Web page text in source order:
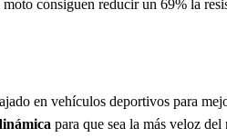
consiguen reducir un 69% la
en vehículos deportivos para
para que sea la más veloz del